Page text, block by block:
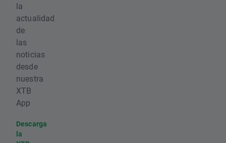
la
actualidad
de
las
noticias
desde
nuestra
XTB
App
Descarga
la